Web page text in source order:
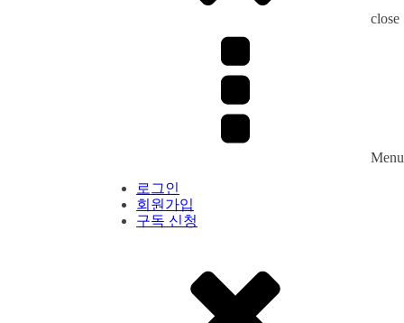
close
Menu
로그인
회원가입
구독 신청